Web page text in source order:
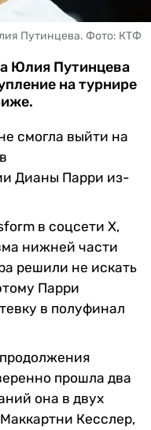
Путинцева. Фото: КТФ
Юлия Путинцева
на турнире
смогла выйти на
Дианы Парри из-
в соцсети X,
нижней части
решили не искать
Парри
в полуфинал
прошла два
она в двух
Кесслер,